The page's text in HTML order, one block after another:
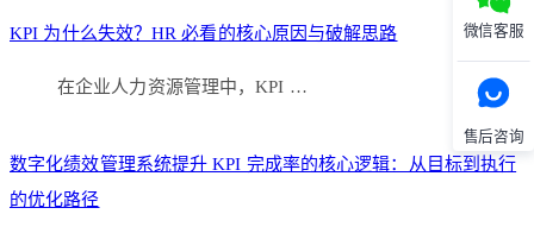
微信客服
售后咨询
KPI 为什么失效？HR 必看的核心原因与破解思路
在企业人力资源管理中，KPI …
数字化绩效管理系统提升 KPI 完成率的核心逻辑：从目标到执行
的优化路径